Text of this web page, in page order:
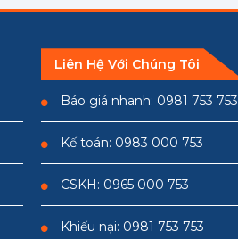
Liên Hệ Với Chúng Tôi
Báo giá nhanh: 0981 753 753
Kế toán: 0983 000 753
CSKH: 0965 000 753
Khiếu nại: 0981 753 753